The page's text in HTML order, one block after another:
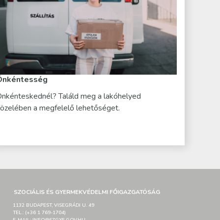
Találd meg a lakóhelyed
a megfelelő lehetőséget.
SZOCIÁLIS ÉS GYERMEKVÉDELMI FŐIGAZGATÓSÁG
1132 BUDAPEST, VISEGRÁDI U. 49
TEL.: (+36 1 769-1704)